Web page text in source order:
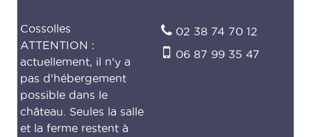
Cossolles
ATTENTION :
actuellement, il n'y a
pas d'hébergement
possible dans le
château. Seules la salle
et la ferme restent à
02 38 74 70 12
06 87 99 35 47